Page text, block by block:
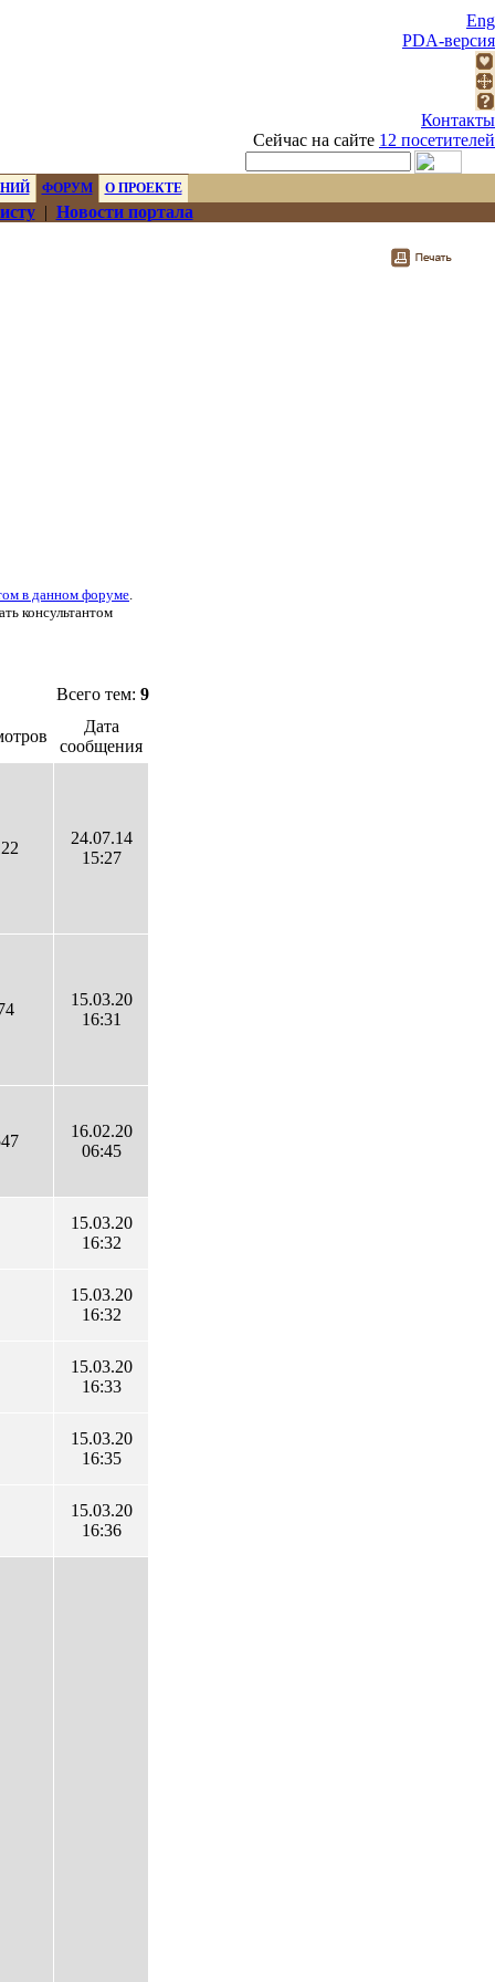
Eng
PDA-версия
Контакты
Сейчас на сайте 12 посетителей
ФОРУМ О ПРОЕКТЕ
| Новости портала
в данном форуме.
консультантом
Всего тем: 9
Дата
сообщения
24.07.14
15:27
15.03.20
16:31
16.02.20
06:45
15.03.20
16:32
15.03.20
16:32
15.03.20
16:33
15.03.20
16:35
15.03.20
16:36